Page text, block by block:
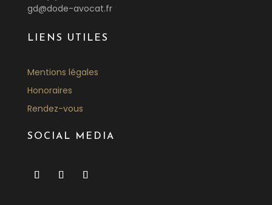
gd@dode-avocat.fr
LIENS UTILES
Mentions légales
Honoraires
Rendez-vous
SOCIAL MEDIA